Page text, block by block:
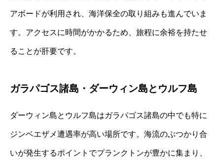
アボードが利用され、海洋保全の取り組みも進んでいま
す。アクセスに時間がかかるため、旅程に余裕を持たせ
ることが肝要です。
ガラパゴス諸島・ダーウィン島とウルフ島
ダーウィン島とウルフ島はガラパゴス諸島の中でも特に
ジンベエザメ遭遇率が高い場所です。海流のぶつかり合
いが発生するポイントでプランクトンが豊かに集まり、